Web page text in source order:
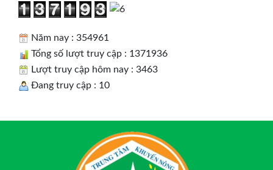
Năm nay : 354961
Tổng số lượt truy cập : 1371936
Lượt truy cập hôm nay : 3463
Đang truy cập : 10